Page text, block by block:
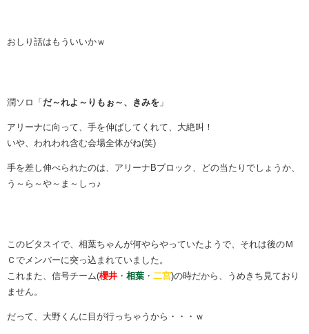
おしり話はもういいかｗ
潤ソロ「 だ～れよ～りもぉ～、きみを 」
アリーナに向って、手を伸ばしてくれて、大絶叫！
いや、われわれ含む会場全体がね(笑)
手を差し伸べられたのは、アリーナBブロック、どの当たりでしょうか、
う～ら～や～ま～しっ♪
このビタスイで、相葉ちゃんが何やらやっていたようで、それは後のＭ
Ｃでメンバーに突っ込まれていました。
これまた、信号チーム(櫻井 ・ 相葉 ・ 二宮)の時だから、うめきち見ており
ません。
だって、大野くんに目が行っちゃうから・・・ｗ